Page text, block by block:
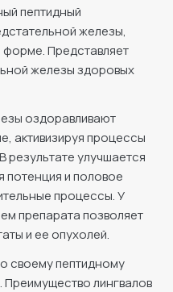
пептидный
железы,
форме. Представляет
железы здоровых
оздоравливают
активизируя процессы
результате улучшается
потенция и половое
процессы. У
препарата позволяет
и ее опухолей.
своему пептидному
Преимущество лингвалов